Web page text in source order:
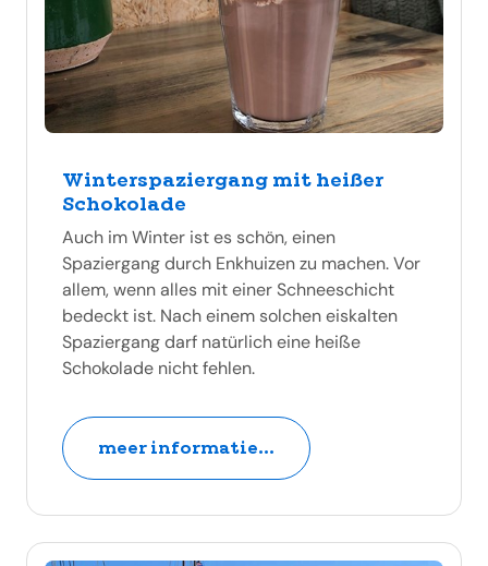
Winterspaziergang mit heißer
Schokolade
Auch im Winter ist es schön, einen
Spaziergang durch Enkhuizen zu machen. Vor
allem, wenn alles mit einer Schneeschicht
bedeckt ist. Nach einem solchen eiskalten
Spaziergang darf natürlich eine heiße
Schokolade nicht fehlen.
meer informatie...